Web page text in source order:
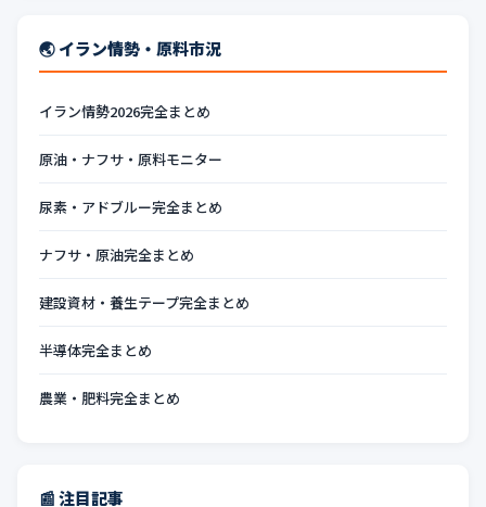
🌏 イラン情勢・原料市況
イラン情勢2026完全まとめ
原油・ナフサ・原料モニター
尿素・アドブルー完全まとめ
ナフサ・原油完全まとめ
建設資材・養生テープ完全まとめ
半導体完全まとめ
農業・肥料完全まとめ
📰 注目記事